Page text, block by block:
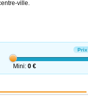
ville.
Prix
Mini: 0 €